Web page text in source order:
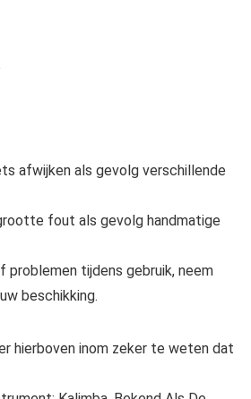
afwijken als gevolg verschillende
fout als gevolg handmatige
problemen tijdens gebruik, neem
beschikking.
hierboven inom zeker te weten dat